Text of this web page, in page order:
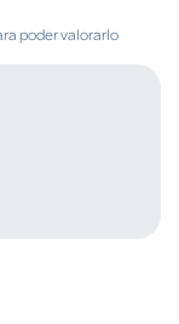
poder valorarlo